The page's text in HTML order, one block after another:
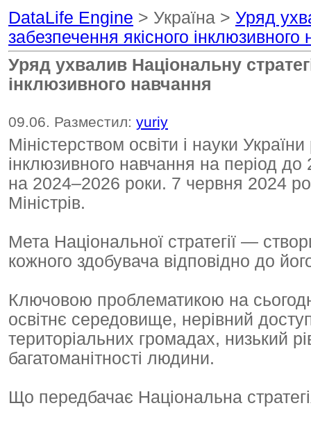
DataLife Engine > Україна > Уряд
забезпечення якісного інклюзивного
Уряд ухвалив Національну
інклюзивного навчання
09.06. Разместил: yuriy
Міністерством освіти і науки
інклюзивного навчання на період до
на 2024–2026 роки. 7 червня 2024
Міністрів.
Мета Національної стратегії —
кожного здобувача відповідно до
Ключовою проблематикою на
освітнє середовище, нерівний
територіальних громадах, низький
багатоманітності людини.
Що передбачає Національна